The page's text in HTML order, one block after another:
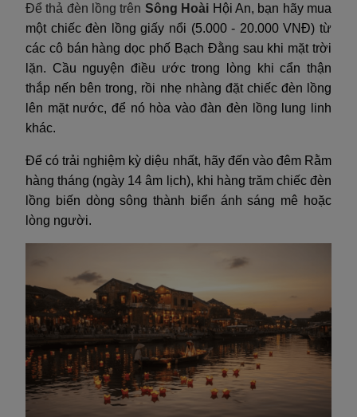
Để thả đèn lồng trên Sông Hoài Hội An, bạn hãy mua
một chiếc đèn lồng giấy nổi (5.000 - 20.000 VNĐ) từ
các cô bán hàng dọc phố Bạch Đằng sau khi mặt trời
lặn. Cầu nguyện điều ước trong lòng khi cẩn thận
thắp nến bên trong, rồi nhẹ nhàng đặt chiếc đèn lồng
lên mặt nước, để nó hòa vào đàn đèn lồng lung linh
khác.
Để có trải nghiệm kỳ diệu nhất, hãy đến vào đêm Rằm
hàng tháng (ngày 14 âm lịch), khi hàng trăm chiếc đèn
lồng biến dòng sông thành biển ánh sáng mê hoặc
lòng người.